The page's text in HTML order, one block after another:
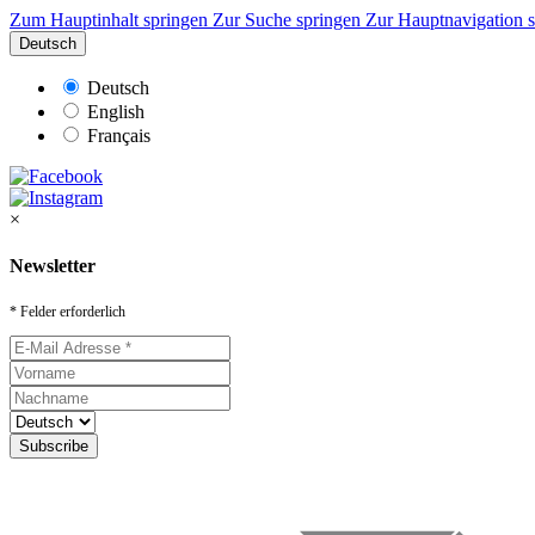
Zum Hauptinhalt springen Zur Suche springen Zur Hauptnavigation
Deutsch
Deutsch
English
Français
×
Newsletter
* Felder erforderlich